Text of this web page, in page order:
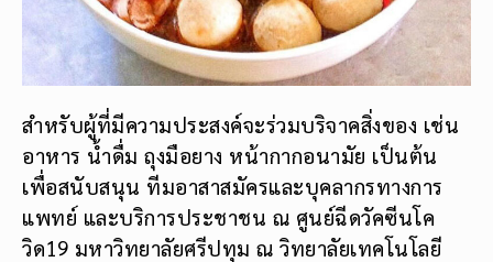
สำหรับผู้ที่มีความประสงค์จะร่วมบริจาคสิ่งของ เช่น
อาหาร น้ำดื่ม ถุงมือยาง หน้ากากอนามัย เป็นต้น
เพื่อสนับสนุน ทีมอาสาสมัครและบุคลากรทางการ
แพทย์ และบริการประชาชน ณ ศูนย์ฉีดวัคซีนโค
วิด19 มหาวิทยาลัยศรีปทุม ณ วิทยาลัยเทคโนโลยี